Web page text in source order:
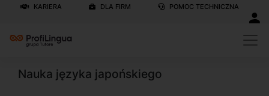
KARIERA DLA FIRM POMOC TECHNICZNA
Nauka języka japońskiego